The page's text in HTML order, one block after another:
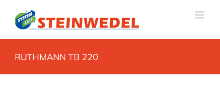
Inhalt
springen
RUTHMANN TB 220